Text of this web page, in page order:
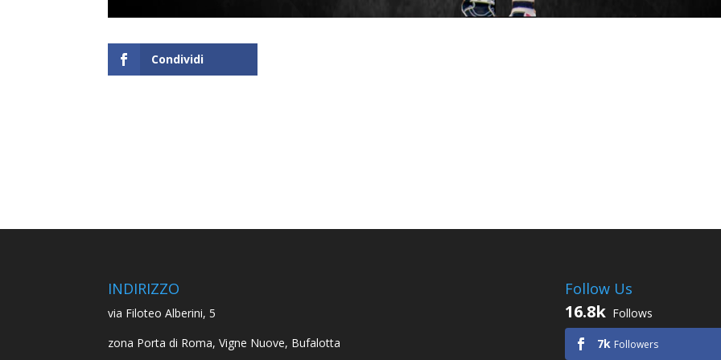
Condividi
INDIRIZZO
via Filoteo Alberini, 5
zona Porta di Roma, Vigne Nuove, Bufalotta
Follow Us
16.8k Follows
7k Followers